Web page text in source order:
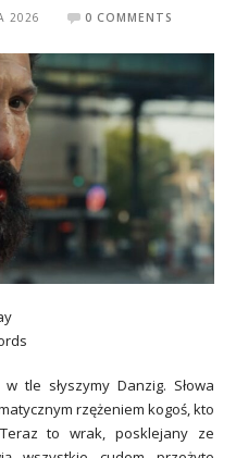
2026 0 COMMENTS
tle słyszymy Danzig. Słowa
rzężeniem kogoś, kto
Teraz to wrak, posklejany ze